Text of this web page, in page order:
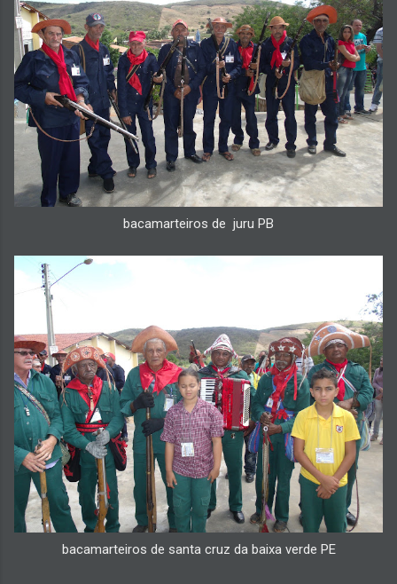
bacamarteiros de juru PB
bacamarteiros de santa cruz da baixa verde PE